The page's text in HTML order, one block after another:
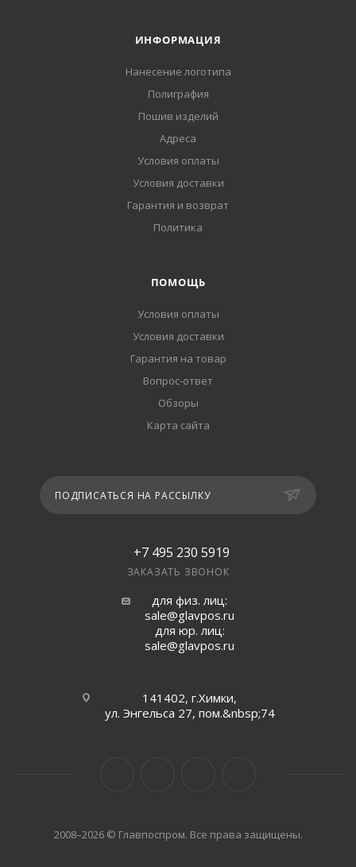
ИНФОРМАЦИЯ
Нанесение логотипа
Полиграфия
Пошив изделий
Адреса
Условия оплаты
Условия доставки
Гарантия и возврат
Политика
ПОМОЩЬ
Условия оплаты
Условия доставки
Гарантия на товар
Вопрос-ответ
Обзоры
Карта сайта
ПОДПИСАТЬСЯ НА РАССЫЛКУ
+7 495 230 5919
ЗАКАЗАТЬ ЗВОНОК
для физ. лиц:
sale@glavpos.ru
для юр. лиц:
sale@glavpos.ru
141402, г.Химки,
ул. Энгельса 27, пом.&nbsp;74
2008–2026 © Главпоспром. Все права защищены.